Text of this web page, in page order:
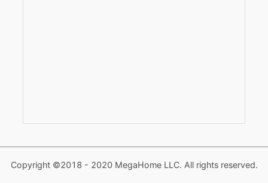
Copyright ©2018 - 2020 MegaHome LLC. All rights reserved.